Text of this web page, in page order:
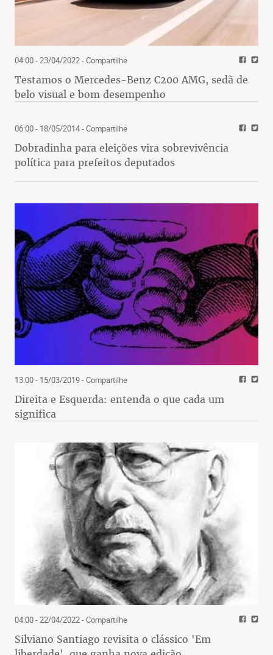
04:00 - 23/04/2022- Compartilhe
Testamos o Mercedes-Benz C200 AMG, sedã de
belo visual e bom desempenho
06:00 - 18/05/2014- Compartilhe
Dobradinha para eleições vira sobrevivência
política para prefeitos deputados
13:00 - 15/03/2019- Compartilhe
Direita e Esquerda: entenda o que cada um
significa
04:00 - 22/04/2022- Compartilhe
Silviano Santiago revisita o clássico 'Em